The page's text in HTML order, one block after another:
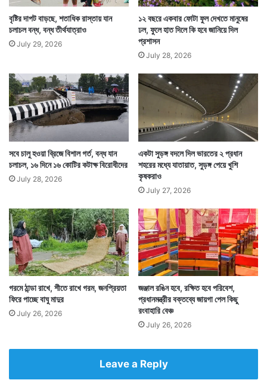
বৃষ্টির দাপট বাড়ছে, শতাধিক রাস্তায় যান
চলাচল বন্ধ, বন্ধ তীর্থযাত্রাও
July 29, 2026
১২ বছরে একবার ফোটা ফুল দেখতে মানুষের
ঢল, ফুলে হাত দিলে কি হবে জানিয়ে দিল
প্রশাসন
July 28, 2026
সবে চালু হওয়া ব্রিজে বিশাল গর্ত, বন্ধ যান
চলাচল, ১৬ দিনে ১৬ কোটির কটাক্ষ বিরোধীদের
July 28, 2026
একটা সুড়ঙ্গ বদলে দিল ভারতের ২ প্রধান
শহরের মধ্যে যাতায়াত, সুড়ঙ্গ পেয়ে খুশি
কৃষকরাও
July 27, 2026
গরমে ঠান্ডা রাখে, শীতে রাখে গরম, জনপ্রিয়তা
ফিরে পাচ্ছে বাঘু মাদুর
July 26, 2026
জঞ্জাল রঙিন হবে, রক্ষিত হবে পরিবেশ,
প্রধানমন্ত্রীর বক্তব্যে জায়গা পেল কিছু
রংবাহারি বেঞ্চ
July 26, 2026
Leave a Reply